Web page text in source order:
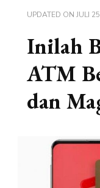
UPDATED ON JULI
Inilah
ATM
dan